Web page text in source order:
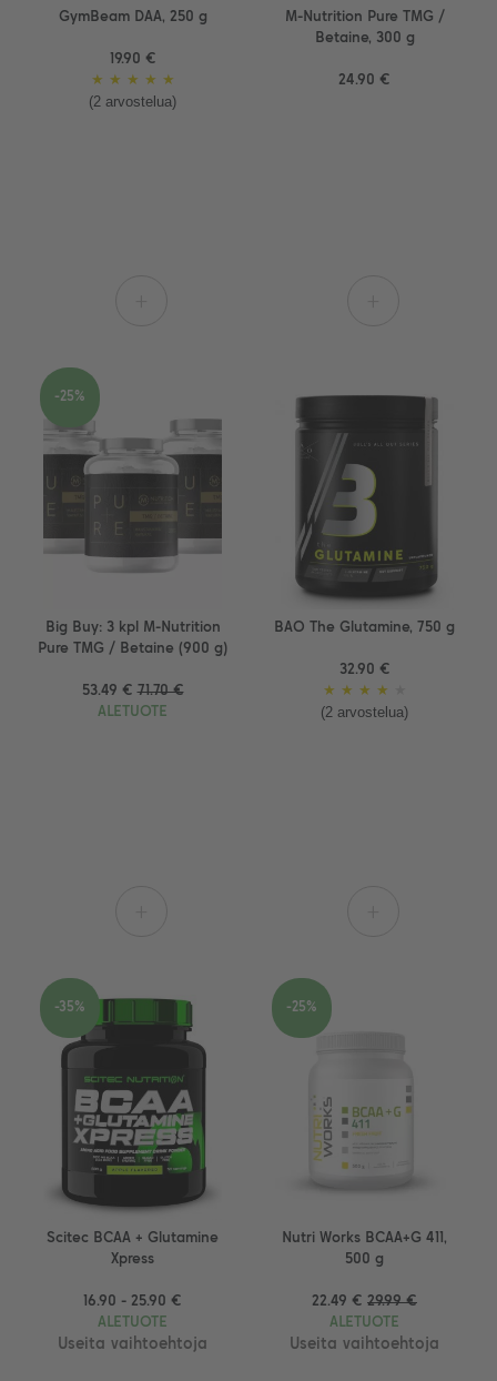
GymBeam DAA, 250 g
19.90 €
★ ★ ★ ★ ★
(2 arvostelua)
M-Nutrition Pure TMG /
Betaine, 300 g
24.90 €
Big Buy: 3 kpl M-Nutrition
Pure TMG / Betaine (900 g)
53.49 € 71.70 €
ALETUOTE
-25%
BAO The Glutamine, 750 g
32.90 €
★ ★ ★ ★
(2 arvostelua)
Scitec BCAA + Glutamine
Xpress
16.90 - 25.90 €
ALETUOTE
Useita vaihtoehtoja
-35%
Nutri Works BCAA+G 411,
500 g
22.49 € 29.99 €
ALETUOTE
Useita vaihtoehtoja
-25%